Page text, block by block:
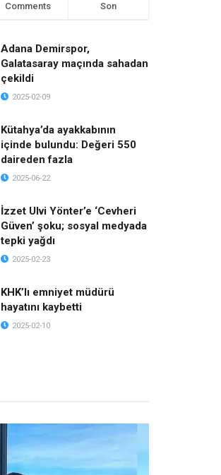
Comments Son
Adana Demirspor,
Galatasaray maçında sahadan
çekildi
2025-02-09
Kütahya’da ayakkabının
içinde bulundu: Değeri 550
daireden fazla
2025-06-22
İzzet Ulvi Yönter’e ‘Cevheri
Güven’ şoku; sosyal medyada
tepki yağdı
2025-02-23
KHK’lı emniyet müdürü
hayatını kaybetti
2025-02-10